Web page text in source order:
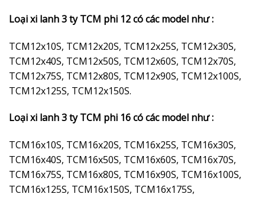
Loại xi lanh 3 ty TCM phi 12 có các model như :
TCM12x10S, TCM12x20S, TCM12x25S, TCM12x30S,
TCM12x40S, TCM12x50S, TCM12x60S, TCM12x70S,
TCM12x75S, TCM12x80S, TCM12x90S, TCM12x100S,
TCM12x125S, TCM12x150S.
Loại xi lanh 3 ty TCM phi 16 có các model như :
TCM16x10S, TCM16x20S, TCM16x25S, TCM16x30S,
TCM16x40S, TCM16x50S, TCM16x60S, TCM16x70S,
TCM16x75S, TCM16x80S, TCM16x90S, TCM16x100S,
TCM16x125S, TCM16x150S, TCM16x175S,